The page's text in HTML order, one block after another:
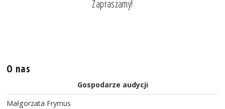
Zapraszamy!
O nas
Gospodarze audycji
Małgorzata Frymus